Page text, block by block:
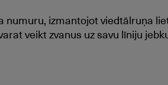
izmantojot viedtālruņa
veikt zvanus uz savu līniju